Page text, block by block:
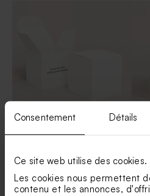
Consentement Détails
Ce site web utilise des cookies.
Les cookies nous permettent
contenu et les annonces, Voir +